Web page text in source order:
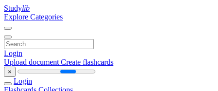
Studylib
Explore Categories
Login
Upload document Create flashcards
×
Login